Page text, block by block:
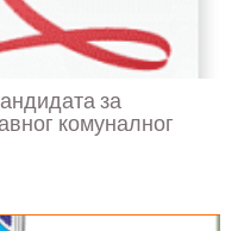
за
комуналног